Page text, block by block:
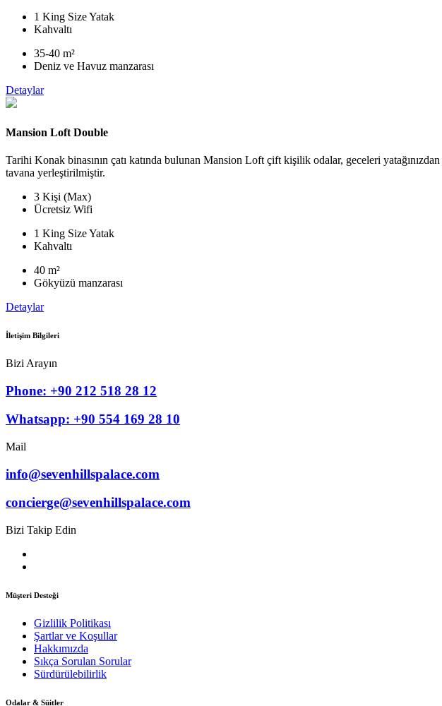
1 King Size Yatak
Kahvaltı
35-40 m²
Deniz ve Havuz manzarası
Detaylar
Mansion Loft Double
Tarihi Konak binasının çatı katında bulunan Mansion Loft çift kişilik odalar, geceleri
tavana yerleştirilmiştir.
3 Kişi (Max)
Ücretsiz Wifi
1 King Size Yatak
Kahvaltı
40 m²
Gökyüzü manzarası
Detaylar
İletişim Bilgileri
Bizi Arayın
Phone: +90 212 518 28 12
Whatsapp: +90 554 169 28 10
Mail
info@sevenhillspalace.com
concierge@sevenhillspalace.com
Bizi Takip Edin
Müşteri Desteği
Gizlilik Politikası
Şartlar ve Koşullar
Hakkımızda
Sıkça Sorulan Sorular
Sürdürülebilirlik
Odalar & Süitler